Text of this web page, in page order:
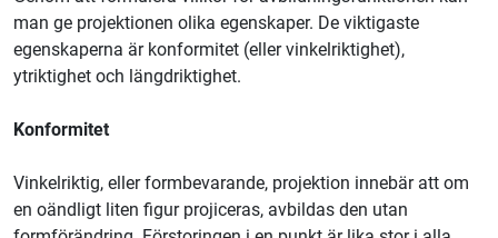
man ge projektionen olika egenskaper. De viktigaste
egenskaperna är konformitet (eller vinkelriktighet),
ytriktighet och längdriktighet.
Konformitet
Vinkelriktig, eller formbevarande, projektion innebär att om
en oändligt liten figur projiceras, avbildas den utan